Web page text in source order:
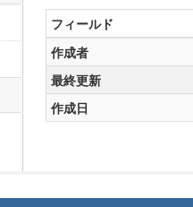
フィールド
作成者
最終更新
作成日